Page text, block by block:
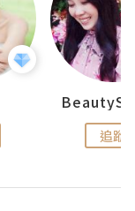
追蹤